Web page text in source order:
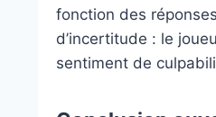
fonction des
d’incertitude : le
sentiment de